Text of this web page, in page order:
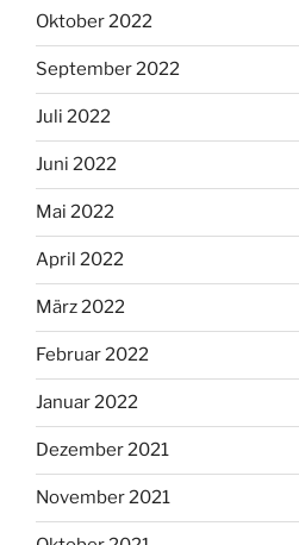
Oktober 2022
September 2022
Juli 2022
Juni 2022
Mai 2022
April 2022
März 2022
Februar 2022
Januar 2022
Dezember 2021
November 2021